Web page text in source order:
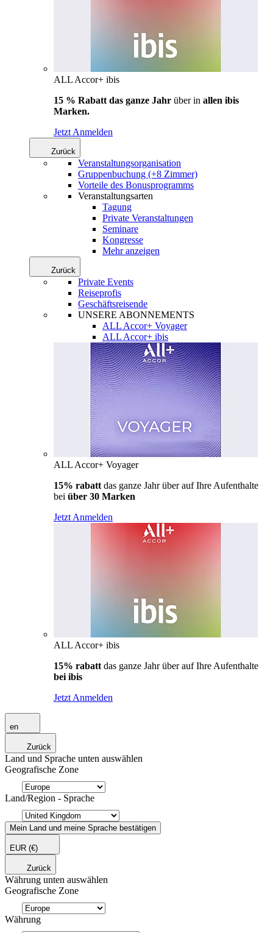
ALL Accor+ ibis
15 % Rabatt das ganze Jahr über in allen ibis
Marken.
Jetzt Anmelden
Zurück
Veranstaltungsorganisation
Gruppenbuchung (+8 Zimmer)
Vorteile des Bonusprogramms
Veranstaltungsarten
Tagung
Private Veranstaltungen
Seminare
Kongresse
Mehr anzeigen
Zurück
Private Events
Reiseprofis
Geschäftsreisende
UNSERE ABONNEMENTS
ALL Accor+ Voyager
ALL Accor+ ibis
ALL Accor+ Voyager
15% rabatt das ganze Jahr über auf Ihre Aufenthalte
bei über 30 Marken
Jetzt Anmelden
ALL Accor+ ibis
15% rabatt das ganze Jahr über auf Ihre Aufenthalte
bei ibis
Jetzt Anmelden
en
Zurück
Land und Sprache unten auswählen
Geografische Zone
Land/Region - Sprache
Mein Land und meine Sprache bestätigen
EUR (€)
Zurück
Währung unten auswählen
Geografische Zone
Währung